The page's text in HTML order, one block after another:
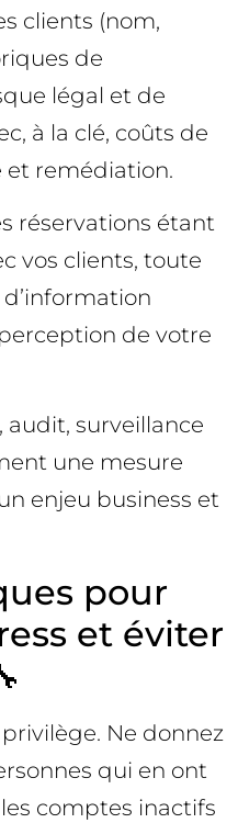
clients (nom,
de
légal et de
à la clé, coûts de
et remédiation.
réservations étant
vos clients, toute
de votre
surveillance
une mesure
enjeu business et
pour
et éviter
Ne donnez
qui en ont
comptes inactifs